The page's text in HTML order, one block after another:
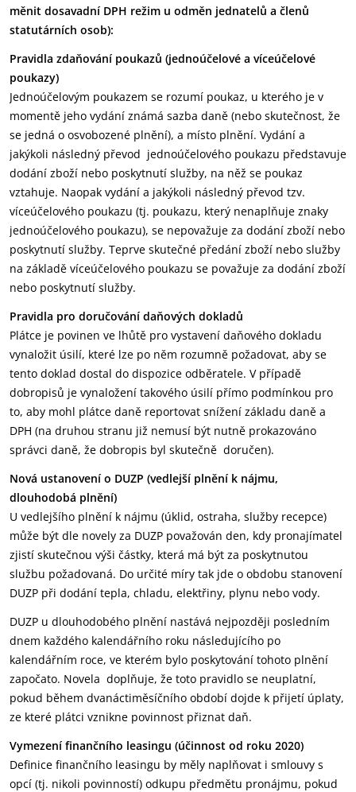
měnit dosavadní DPH režim u odměn jednatelů a členů
statutárních osob):
Pravidla zdaňování poukazů (jednoúčelové a víceúčelové
poukazy)
Jednoúčelovým poukazem se rozumí poukaz, u kterého je v
momentě jeho vydání známá sazba daně (nebo skutečnost, že
se jedná o osvobozené plnění), a místo plnění. Vydání a
jakýkoli následný převod jednoúčelového poukazu představuje
dodání zboží nebo poskytnutí služby, na něž se poukaz
vztahuje. Naopak vydání a jakýkoli následný převod tzv.
víceúčelového poukazu (tj. poukazu, který nenaplňuje znaky
jednoúčelového poukazu), se nepovažuje za dodání zboží nebo
poskytnutí služby. Teprve skutečné předání zboží nebo služby
na základě víceúčelového poukazu se považuje za dodání zboží
nebo poskytnutí služby.
Pravidla pro doručování daňových dokladů
Plátce je povinen ve lhůtě pro vystavení daňového dokladu
vynaložit úsilí, které lze po něm rozumně požadovat, aby se
tento doklad dostal do dispozice odběratele. V případě
dobropisů je vynaložení takového úsilí přímo podmínkou pro
to, aby mohl plátce daně reportovat snížení základu daně a
DPH (na druhou stranu již nemusí být nutně prokazováno
správci daně, že dobropis byl skutečně doručen).
Nová ustanovení o DUZP (vedlejší plnění k nájmu,
dlouhodobá plnění)
U vedlejšího plnění k nájmu (úklid, ostraha, služby recepce)
může být dle novely za DUZP považován den, kdy pronajímatel
zjistí skutečnou výši částky, která má být za poskytnutou
službu požadovaná. Do určité míry tak jde o obdobu stanovení
DUZP při dodání tepla, chladu, elektřiny, plynu nebo vody.
DUZP u dlouhodobého plnění nastává nejpozději posledním
dnem každého kalendářního roku následujícího po
kalendářním roce, ve kterém bylo poskytování tohoto plnění
započato. Novela doplňuje, že toto pravidlo se neuplatní,
pokud během dvanáctiměsíčního období dojde k přijetí úplaty,
ze které plátci vznikne povinnost přiznat daň.
Vymezení finančního leasingu (účinnost od roku 2020)
Definice finančního leasingu by měly naplňovat i smlouvy s
opcí (tj. nikoli povinností) odkupu předmětu pronájmu, pokud